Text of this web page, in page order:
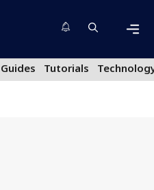
Guides Tutorials